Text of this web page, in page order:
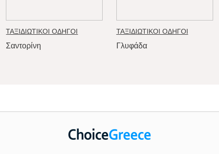
ΤΑΞΙΔΙΩΤΙΚΟΙ ΟΔΗΓΟΙ
Σαντορίνη
ΤΑΞΙΔΙΩΤΙΚΟΙ ΟΔΗΓΟΙ
Γλυφάδα